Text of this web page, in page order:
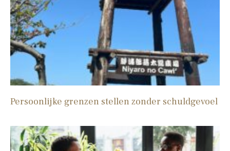
Persoonlijke grenzen stellen zonder schuldgevoel